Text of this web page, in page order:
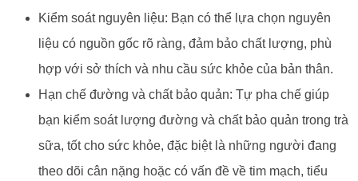
Kiểm soát nguyên liệu: Bạn có thể lựa chọn nguyên
liệu có nguồn gốc rõ ràng, đảm bảo chất lượng, phù
hợp với sở thích và nhu cầu sức khỏe của bản thân.
Hạn chế đường và chất bảo quản: Tự pha chế giúp
bạn kiểm soát lượng đường và chất bảo quản trong trà
sữa, tốt cho sức khỏe, đặc biệt là những người đang
theo dõi cân nặng hoặc có vấn đề về tim mạch, tiểu